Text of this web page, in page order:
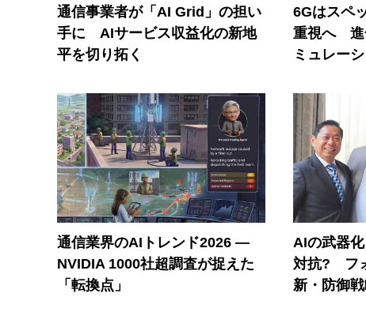
通信事業者が「AI Grid」の担い
手に AIサービス収益化の新地
平を切り拓く
6Gはスペ
重視へ 進
ミュレー
通信業界のAIトレンド2026 ―
NVIDIA 1000社超調査が捉えた
「転換点」
AIの武器
対抗? フ
新・防御